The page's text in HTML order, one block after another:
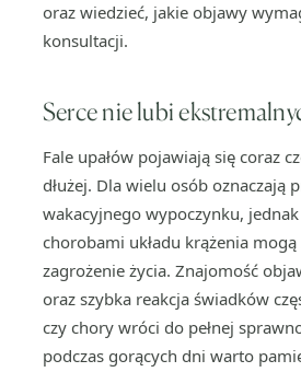
oraz wiedzieć, jakie objawy
konsultacji.
Serce nie lubi
Fale upałów pojawiają się coraz
dłużej. Dla wielu osób oznaczają
wakacyjnego wypoczynku,
chorobami układu krążenia
zagrożenie życia. Znajomość
oraz szybka reakcja świadków
czy chory wróci do pełnej
podczas gorących dni warto